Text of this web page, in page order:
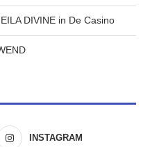
DIVINE in De Casino
INSTAGRAM